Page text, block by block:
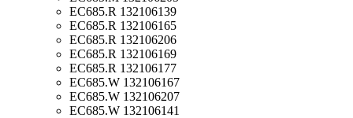
EC685.R 132106139
EC685.R 132106165
EC685.R 132106206
EC685.R 132106169
EC685.R 132106177
EC685.W 132106167
EC685.W 132106207
EC685.W 132106141